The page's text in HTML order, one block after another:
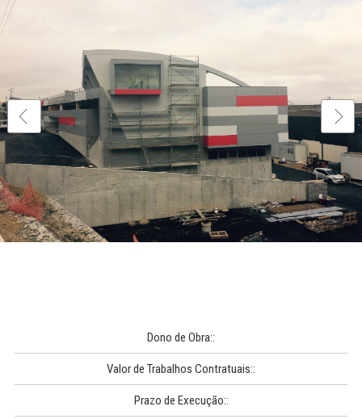
Dono de Obra::
Valor de Trabalhos Contratuais::
Prazo de Execução::